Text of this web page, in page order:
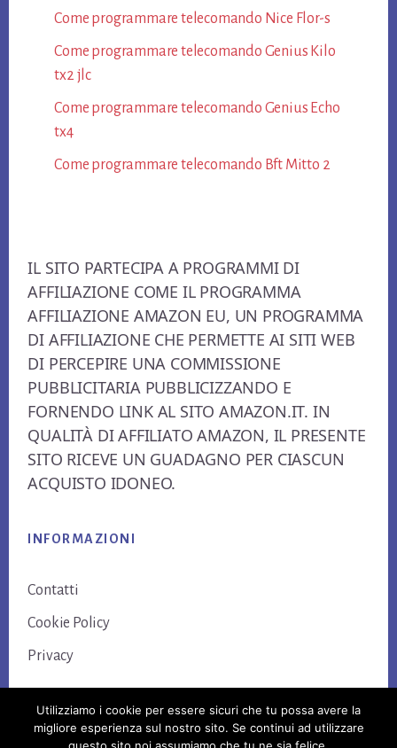
Come programmare telecomando Nice Flor-s​
Come programmare telecomando Genius Kilo
tx2 jlc​
Come programmare telecomando Genius Echo
tx4​
Come programmare telecomando Bft Mitto 2​
IL SITO PARTECIPA A PROGRAMMI DI
AFFILIAZIONE COME IL PROGRAMMA
AFFILIAZIONE AMAZON EU, UN PROGRAMMA
DI AFFILIAZIONE CHE PERMETTE AI SITI WEB
DI PERCEPIRE UNA COMMISSIONE
PUBBLICITARIA PUBBLICIZZANDO E
FORNENDO LINK AL SITO AMAZON.IT. IN
QUALITÀ DI AFFILIATO AMAZON, IL PRESENTE
SITO RICEVE UN GUADAGNO PER CIASCUN
ACQUISTO IDONEO.
INFORMAZIONI
Contatti
Cookie Policy
Privacy
Utilizziamo i cookie per essere sicuri che tu possa avere la
migliore esperienza sul nostro sito. Se continui ad utilizzare